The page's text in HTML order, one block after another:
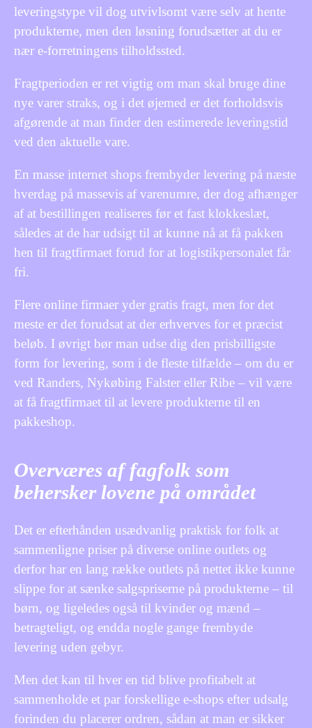
leveringstype vil dog utvivlsomt være selv at hente
produkterne, men den løsning forudsætter at du er
nær e-forretningens tilholdssted.
Fragtperioden er ret vigtig om man skal bruge dine
nye varer straks, og i det øjemed er det forholdsvis
afgørende at man finder den estimerede leveringstid
ved den aktuelle vare.
En masse internet shops frembyder levering på næste
hverdag på massevis af varenumre, der dog afhænger
af at bestillingen realiseres før et fast klokkeslæt,
således at de har udsigt til at kunne nå at få pakken
hen til fragtfirmaet forud for at logistikpersonalet får
fri.
Flere online firmaer yder gratis fragt, men for det
meste er det forudsat at der erhverves for et præcist
beløb. I øvrigt bør man udse dig den prisbilligste
form for levering, som i de fleste tilfælde – om du er
ved Randers, Nykøbing Falster eller Ribe – vil være
at få fragtfirmaet til at levere produkterne til en
pakkeshop.
Overværes af fagfolk som
behersker lovene på området
Det er efterhånden usædvanlig praktisk for folk at
sammenligne priser på diverse online outlets og
derfor har en lang række outlets på nettet ikke kunne
slippe for at sænke salgspriserne på produkterne – til
børn, og ligeledes også til kvinder og mænd –
betragteligt, og endda nogle gange frembyde
levering uden gebyr.
Men det kan til hver en tid blive profitabelt at
sammenholde et par forskellige e-shops efter udsalg
forinden du placerer ordren, sådan at man er sikker